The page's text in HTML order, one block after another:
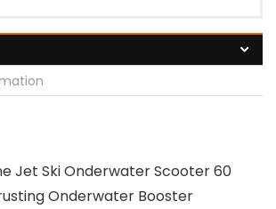
Jet Ski Onderwater Scooter 60
Onderwater Booster